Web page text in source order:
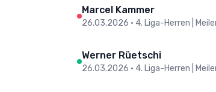
Marcel Kammer
26.03.2026 • 4. Liga-Herren |
Werner Rüetschi
26.03.2026 • 4. Liga-Herren |